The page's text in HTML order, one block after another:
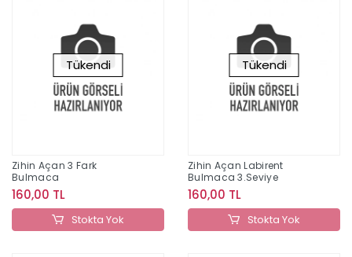
Tükendi
Zihin Açan 3 Fark
Bulmaca
160,00 TL
Stokta Yok
Tükendi
Zihin Açan Labirent
Bulmaca 3.Seviye
160,00 TL
Stokta Yok